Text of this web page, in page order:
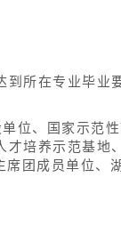
所在专业毕业
位、国家示范
培养示范基地
团成员单位、